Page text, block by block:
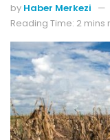
by Haber Merkezi
Reading Time: 2 mins